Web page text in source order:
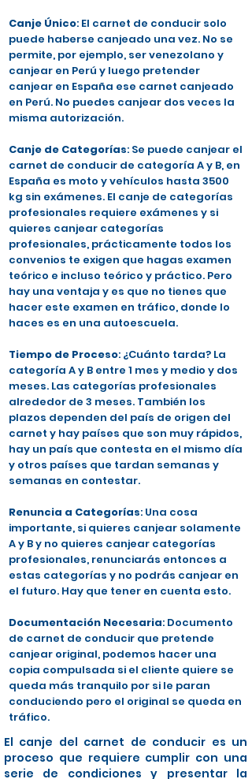
Canje Único: El carnet de conducir solo
puede haberse canjeado una vez. No se
permite, por ejemplo, ser venezolano y
canjear en Perú y luego pretender
canjear en España ese carnet canjeado
en Perú. No puedes canjear dos veces la
misma autorización.
Canje de Categorías: Se puede canjear el
carnet de conducir de categoría A y B, en
España es moto y vehículos hasta 3500
kg sin exámenes. El canje de categorías
profesionales requiere exámenes y si
quieres canjear categorías
profesionales, prácticamente todos los
convenios te exigen que hagas examen
teórico e incluso teórico y práctico. Pero
hay una ventaja y es que no tienes que
hacer este examen en tráfico, donde lo
haces es en una autoescuela.
Tiempo de Proceso: ¿Cuánto tarda? La
categoría A y B entre 1 mes y medio y dos
meses. Las categorías profesionales
alrededor de 3 meses. También los
plazos dependen del país de origen del
carnet y hay países que son muy rápidos,
hay un país que contesta en el mismo día
y otros países que tardan semanas y
semanas en contestar.
Renuncia a Categorías: Una cosa
importante, si quieres canjear solamente
A y B y no quieres canjear categorías
profesionales, renunciarás entonces a
estas categorías y no podrás canjear en
el futuro. Hay que tener en cuenta esto.
Documentación Necesaria: Documento
de carnet de conducir que pretende
canjear original, podemos hacer una
copia compulsada si el cliente quiere se
queda más tranquilo por si le paran
conduciendo pero el original se queda en
tráfico.
El canje del carnet de conducir es un
proceso que requiere cumplir con una
serie de condiciones y presentar la